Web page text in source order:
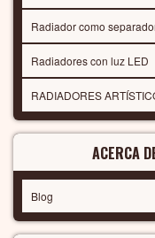
Radiador como
Radiadores con luz LED
RADIADORES
ACERCA
Blog